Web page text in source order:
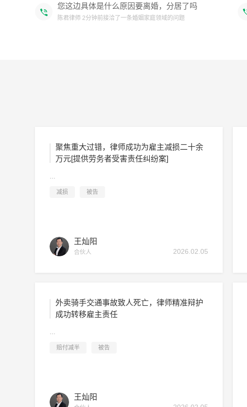
陈君律师 2分钟前接洽了一条婚姻家庭领域的问题
聚焦重大过错，律师成功为雇主减损二十余
万元[提供劳务者受害责任纠纷案]
减损 被告
2026.02.05
王灿阳
合伙人
外卖骑手交通事故致人死亡，律师精准辩护
成功转移雇主责任
赔付减半 被告
王灿阳